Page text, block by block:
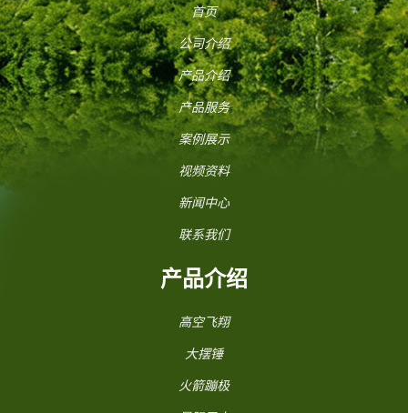
首页
公司介绍
产品介绍
产品服务
案例展示
视频资料
新闻中心
联系我们
产品介绍
高空飞翔
大摆锤
火箭蹦极